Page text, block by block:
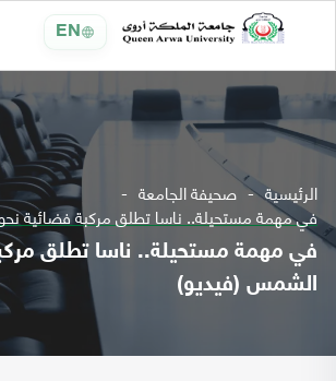
EN
الرئيسية صحيفة الجامعة
في مهمة مستحيلة.. ناسا تطلق مركبة فضائية
في مهمة مستحيلة.. ناسا تطلق
الشمس (فيديو)